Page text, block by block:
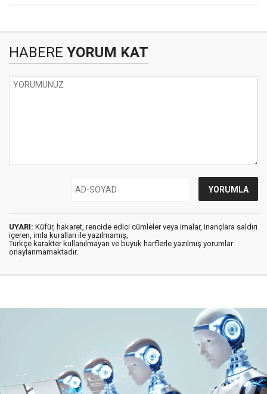
HABERE YORUM KAT
UYARI: Küfür, hakaret, rencide edici cümleler veya imalar, inançlara saldırı
içeren, imla kuralları ile yazılmamış,
Türkçe karakter kullanılmayan ve büyük harflerle yazılmış yorumlar
onaylanmamaktadır.